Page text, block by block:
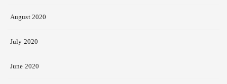
August 2020
July 2020
June 2020